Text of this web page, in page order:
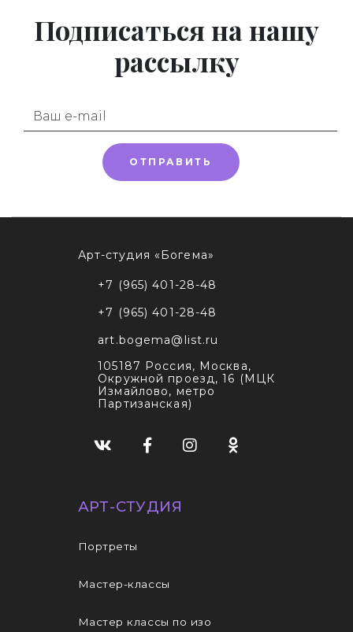
Подписатьсяна нашу
рассылку
ОТПРАВИТЬ
Арт-студия «Богема»
+7 (965) 401-28-48
+7 (965) 401-28-48
art.bogema@list.ru
105187 Россия, Москва,
Окружной проезд, 16 (МЦК
Измайлово, метро
Партизанская)
АРТ-СТУДИЯ
Портреты
Мастер-классы
Мастер классы по изо